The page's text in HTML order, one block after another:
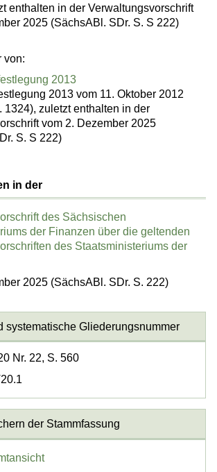
enthalten in der Verwaltungsvorschrift
2025 (SächsABl. SDr. S. S 222)
von:
2013
2013 vom 11. Oktober 2012
1324), zuletzt enthalten in der
vom 2. Dezember 2025
S. S 222)
in der
des Sächsischen
der Finanzen über die geltenden
des Staatsministeriums der
2025 (SächsABl. SDr. S. 222)
systematische Gliederungsnummer
Nr. 22, S. 560
der Stammfassung